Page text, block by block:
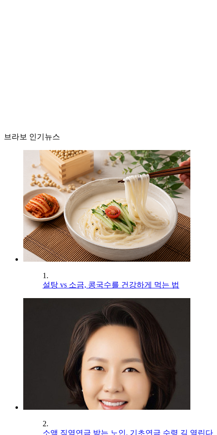
브라보 인기뉴스
1.
설탕 vs 소금, 콩국수를 건강하게 먹는 법
2.
소액 직역연금 받는 노인, 기초연금 수령 길 열린다